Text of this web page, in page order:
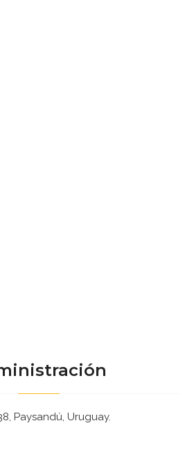
Paysandú, Uruguay.